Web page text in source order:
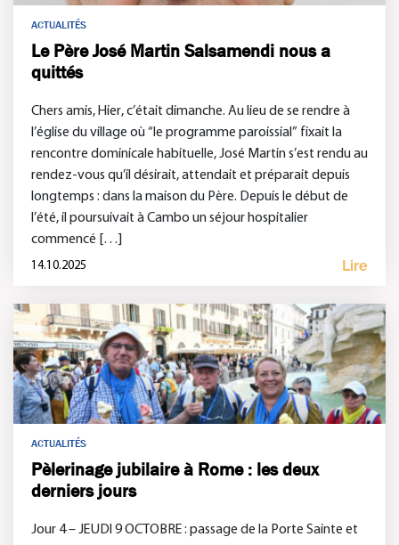
ACTUALITÉS
Le Père José Martin Salsamendi nous a
quittés
Chers amis, Hier, c’était dimanche. Au lieu de se rendre à
l’église du village où “le programme paroissial” fixait la
rencontre dominicale habituelle, José Martin s’est rendu au
rendez-vous qu’il désirait, attendait et préparait depuis
longtemps : dans la maison du Père. Depuis le début de
l’été, il poursuivait à Cambo un séjour hospitalier
commencé […]
14.10.2025 Lire
ACTUALITÉS
Pèlerinage jubilaire à Rome : les deux
derniers jours
Jour 4 – JEUDI 9 OCTOBRE : passage de la Porte Sainte et